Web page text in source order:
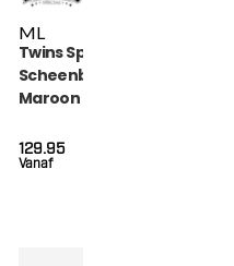
ML
Twins Special
Scheenbeschermers
Maroon (SGL 7
Vanaf
129.95